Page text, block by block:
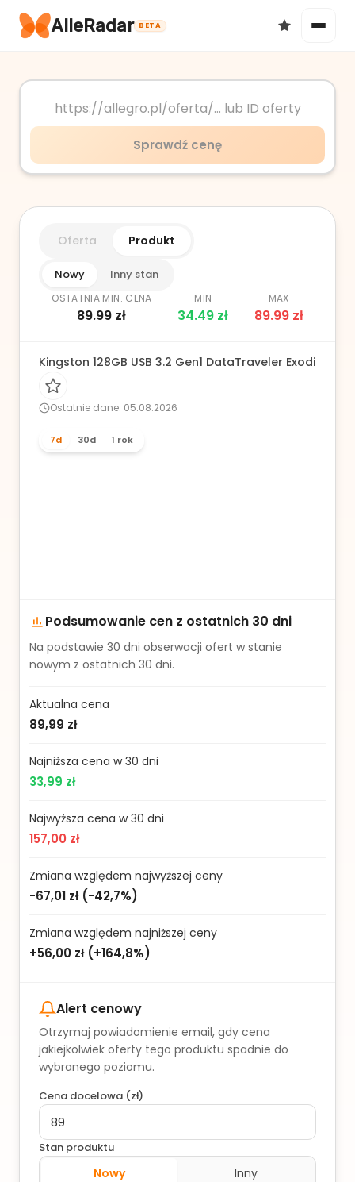
AlleRadar BETA
Okazje
Sprawdź cenę
Oferta Produkt
Nowy Inny stan
OSTATNIA MIN. CENA
89.99 zł
MIN
34.49 zł
MAX
89.99zł
Kingston 128GB USB 3.2 Gen1 DataTraveler Exodia
Ostatnie dane: 05.08.2026
7d 30d 1 rok
Podsumowanie cen z ostatnich 30 dni
Na podstawie 30 dni obserwacji ofert w stanie
nowym z ostatnich 30 dni.
Aktualna cena
89,99 zł
Najniższa cena w 30 dni
33,99 zł
Najwyższa cena w 30 dni
157,00 zł
Zmiana względem najwyższej ceny
-67,01 zł(-42,7%)
Zmiana względem najniższej ceny
+56,00 zł(+164,8%)
Alert cenowy
Otrzymaj powiadomienie email, gdy cena
jakiejkolwiek oferty tego produktu spadnie do
wybranego poziomu.
Cena docelowa (zł)
Stan produktu
Nowy Inny